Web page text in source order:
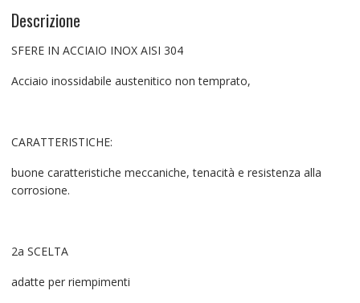
Descrizione
SFERE IN ACCIAIO INOX AISI 304
Acciaio inossidabile austenitico non temprato,
CARATTERISTICHE:
buone caratteristiche meccaniche, tenacità e resistenza alla
corrosione.
2a SCELTA
adatte per riempimenti